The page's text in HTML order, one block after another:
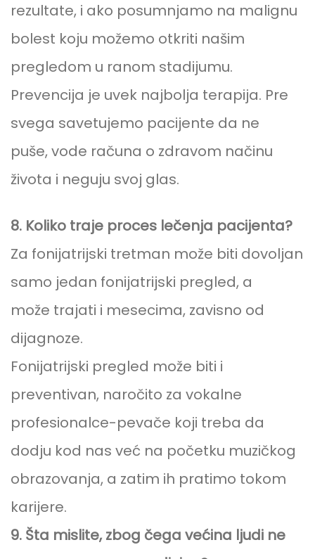
rezultate, i ako posumnjamo na malignu
bolest koju možemo otkriti našim
pregledom u ranom stadijumu.
Prevencija je uvek najbolja terapija. Pre
svega savetujemo pacijente da ne
puše, vode računa o zdravom načinu
života i neguju svoj glas.
8. Koliko traje proces lečenja pacijenta?
Za fonijatrijski tretman može biti dovoljan
samo jedan fonijatrijski pregled, a
može trajati i mesecima, zavisno od
dijagnoze.
Fonijatrijski pregled može biti i
preventivan, naročito za vokalne
profesionalce-pevače koji treba da
dodju kod nas već na početku muzičkog
obrazovanja, a zatim ih pratimo tokom
karijere.
9. Šta mislite, zbog čega većina ljudi ne